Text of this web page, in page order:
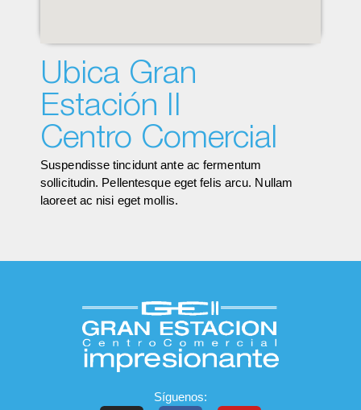
Ubica Gran
Estación II
Centro Comercial
Suspendisse tincidunt ante ac fermentum
sollicitudin. Pellentesque eget felis arcu. Nullam
laoreet ac nisi eget mollis.
Síguenos: